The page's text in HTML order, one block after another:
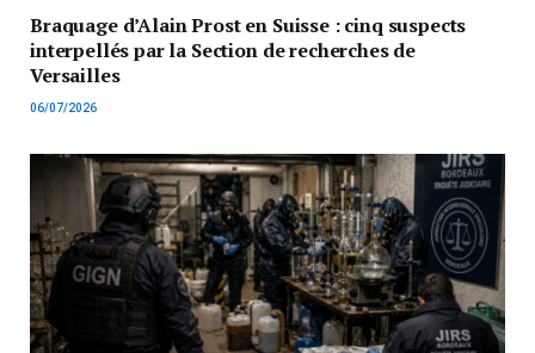
Braquage d’Alain Prost en Suisse : cinq suspects
interpellés par la Section de recherches de
Versailles
06/07/2026